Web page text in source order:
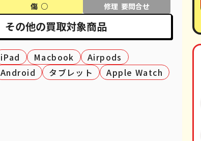
傷 ○
修理 要問合せ
その他の買取対象商品
iPad Macbook
Airpods
Android
タブレット Apple Watch